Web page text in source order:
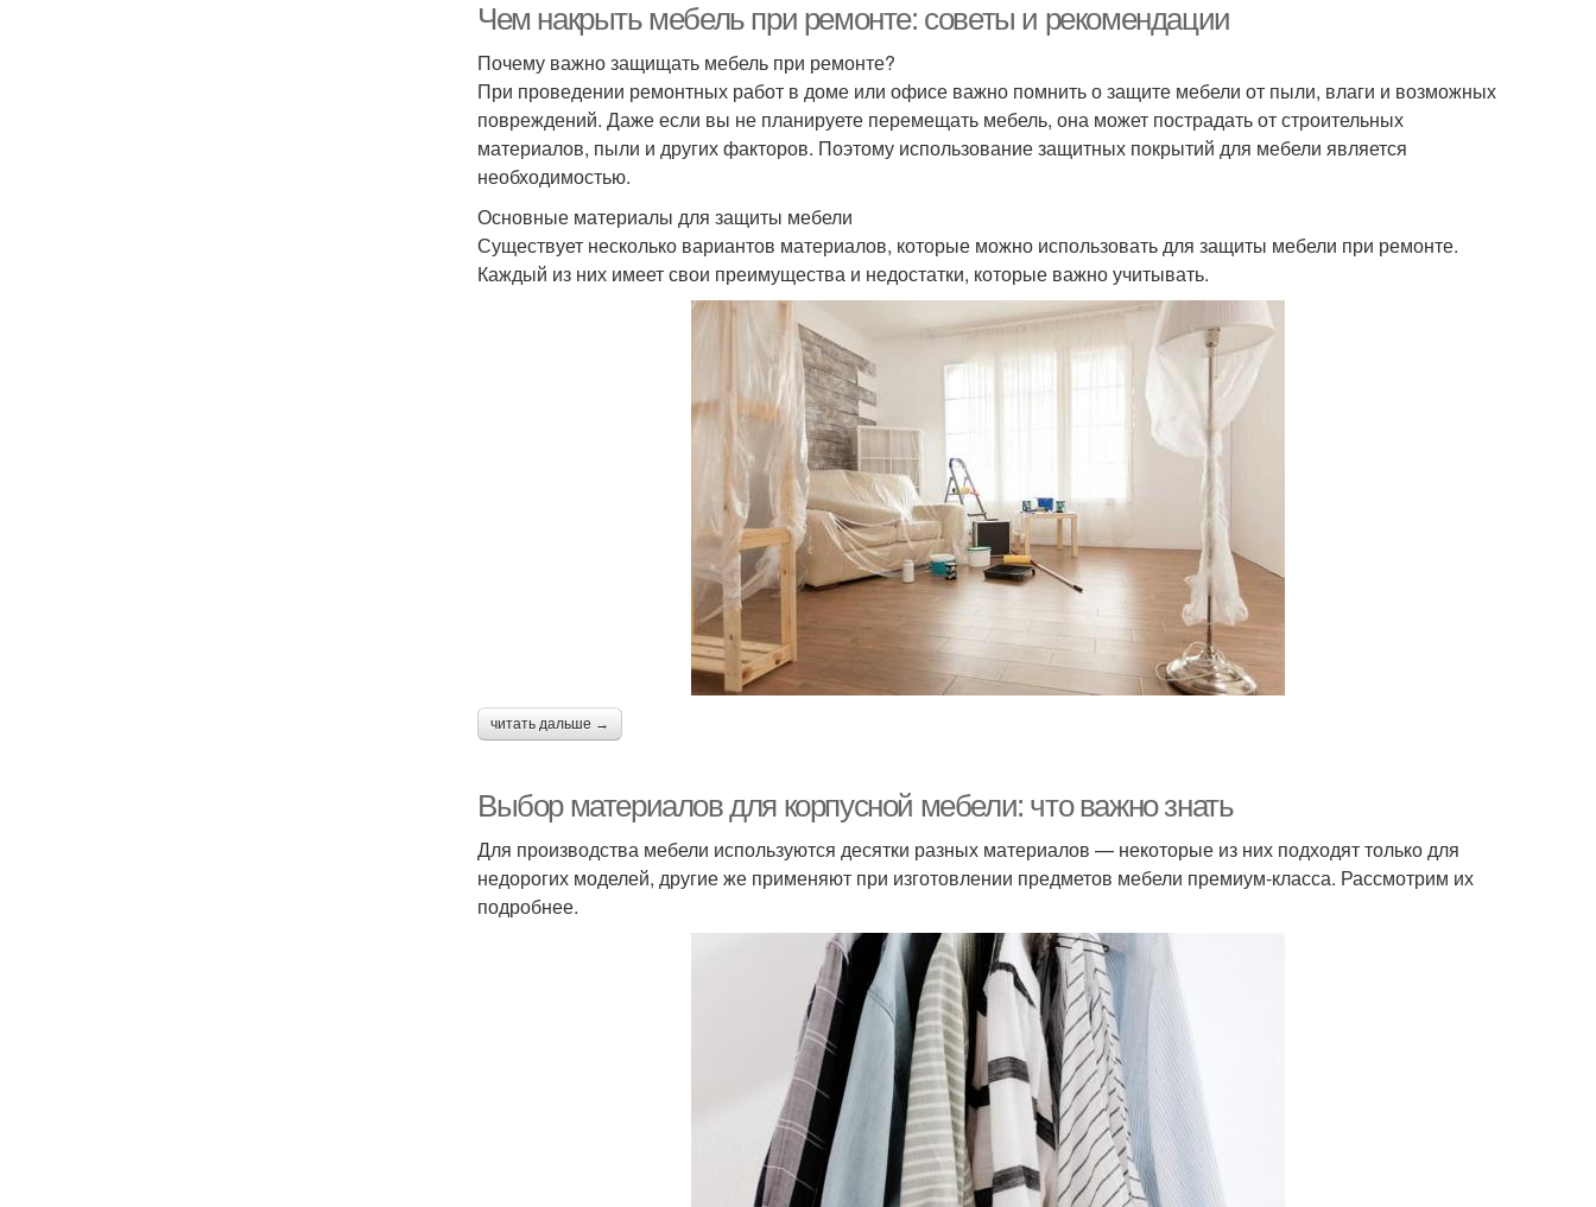
Чем накрыть мебель при ремонте: советы и рекомендации
Почему важно защищать мебель при ремонте?
При проведении ремонтных работ в доме или офисе важно помнить о защите мебели от пыли, влаги и возможных
повреждений. Даже если вы не планируете перемещать мебель, она может пострадать от строительных
материалов, пыли и других факторов. Поэтому использование защитных покрытий для мебели является
необходимостью.
Основные материалы для защиты мебели
Существует несколько вариантов материалов, которые можно использовать для защиты мебели при ремонте.
Каждый из них имеет свои преимущества и недостатки, которые важно учитывать.
читать дальше →
Выбор материалов для корпусной мебели: что важно знать
Для производства мебели используются десятки разных материалов — некоторые из них подходят только для
недорогих моделей, другие же применяют при изготовлении предметов мебели премиум-класса. Рассмотрим их
подробнее.